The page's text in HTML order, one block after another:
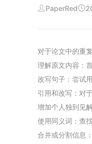
阅读
行业新闻
查重资讯
常见问题
公司介绍
关于我们
PaperRed
对于论文中的重
理解原文内容：
改写句子：尝试
引用和改写：对
增加个人独到见
使用同义词：查
合并或分割信息